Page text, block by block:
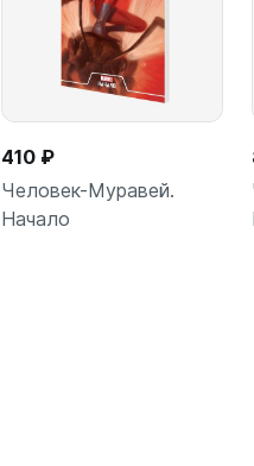
410 ₽
Человек-Муравей.
Начало